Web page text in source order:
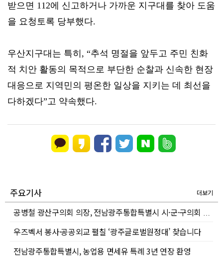
받으면 112에 신고하거나 가까운 지구대를 찾아 도움
을 요청토록 당부했다.
우산지구대는 특히, “추석 명절을 앞두고 주민 친화
적 치안 활동의 목적으로 부단한 순찰과 신속한 현장
대응으로 지역민의 평온한 일상을 지키는 데 최선을
다하겠다”고 약속했다.
주요기사 더보기
공병철 광산구의회 의장, 전남광주통합특별시 시·군·구의회 의장협의회 부회장 선출
우즈벡서 봉사·공공외교 펼칠 ‘광주글로벌원정대’ 찾습니다
전남광주통합특별시, 농업용 면세유 특례 3년 연장 환영